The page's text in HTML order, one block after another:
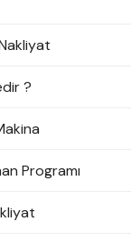
?
Programı